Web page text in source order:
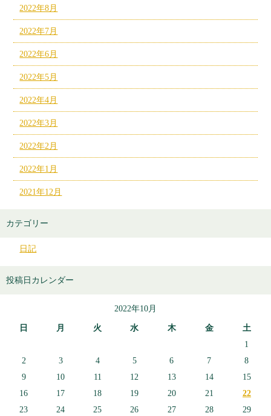
2022年8月
2022年7月
2022年6月
2022年5月
2022年4月
2022年3月
2022年2月
2022年1月
2021年12月
カテゴリー
日記
投稿日カレンダー
2022年10月
日 月 火 水 木 金
土
1
2
3 4 5 6 7
8
9
10 11 12 13 14
15
16
17 18 19 20 21
22
23
24 25 26 27 28 29